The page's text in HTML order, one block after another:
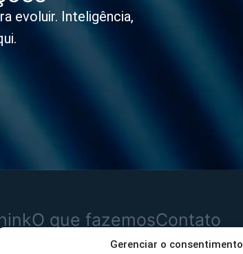
Gerenciar o consentimento
evoluir. Inteligência,
O que fazemosContato
Mensagem